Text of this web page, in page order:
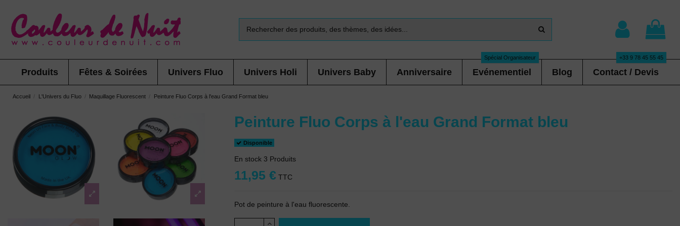
Produits Fêtes & Soirées Univers Fluo Univers Holi Univers Baby Anniversaire Evénementiel
Spécial Organisateur
Blog Contact / Devis
+33 9 78 45 55 45
Accueil L'Univers du Fluo Maquillage Fluorescent Peinture Fluo Corps à l'eau Grand Format bleu
Peinture Fluo Corps à l'eau Grand Format bleu
Disponible
En stock 3 Produits
11,95 € TTC
Pot de peinture à l'eau fluorescente.